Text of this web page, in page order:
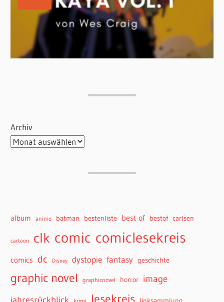
Archiv
album anime batman bestenliste best of bestof carlsen
cartoon clk comic comiclesekreis
comics dc Disney dystopie fantasy geschichte
graphic novel graphicnovel horror image
lesekreis